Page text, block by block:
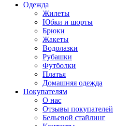
Одежда
Жилеты
Юбки и шорты
Брюки
Жакеты
Водолазки
Рубашки
Футболки
Платья
Домашняя одежда
Покупателям
О нас
Отзывы покупателей
Бельевой стайлинг